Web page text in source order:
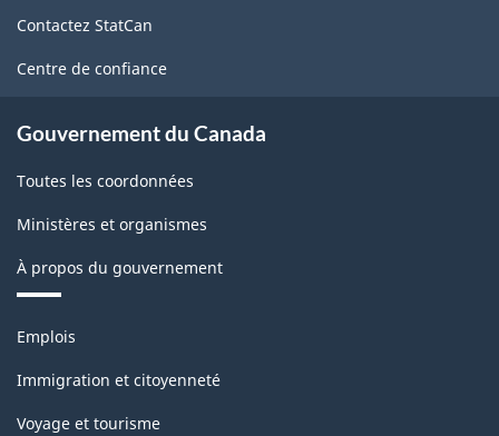
Nord
(SCPAN)
2012
-
Structure
la
classification
ce
site
Contactez StatCan
Centre de confiance
Gouvernement du Canada
Toutes les coordonnées
Ministères et organismes
À propos du gouvernement
Thèmes
sujets
Emplois
Immigration et citoyenneté
Voyage et tourisme